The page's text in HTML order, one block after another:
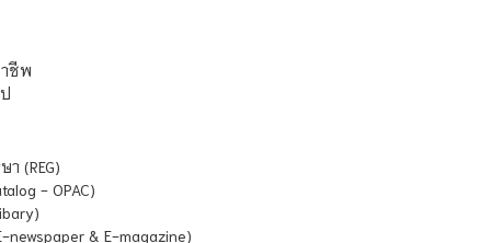
าชีพ
(REG)
- OPAC)
& E-magazine)